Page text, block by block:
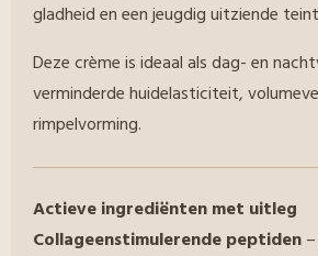
gladheid en een jeugdig uitziende
Deze crème is ideaal als dag- en
verminderde huidelasticiteit,
rimpelvorming.
Actieve ingrediënten met uitleg
Collageenstimulerende peptiden